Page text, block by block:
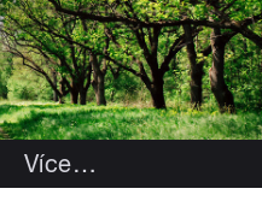
Více…